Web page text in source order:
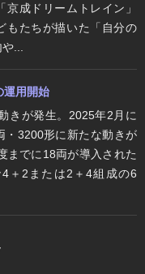
成ドリームトレイン」
もたちが描いた「自分の
...
運用開始
きが発生。2025年2月に
・3200形に新たな動きが
までに18両が導入された
＋2または2＋4組成の6